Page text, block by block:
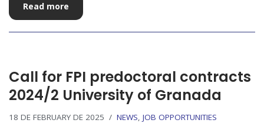
Read more
Call for FPI predoctoral contracts
2024/2 University of Granada
18 DE FEBRUARY DE 2025 NEWS, JOB OPPORTUNITIES